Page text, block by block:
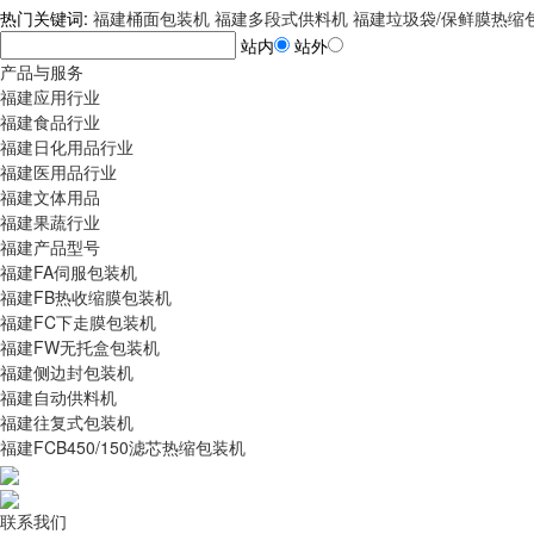
热门关键词: 福建桶面包装机 福建多段式供料机 福建垃圾袋/保鲜膜热缩
站内
站外
产品与服务
福建应用行业
福建食品行业
福建日化用品行业
福建医用品行业
福建文体用品
福建果蔬行业
福建产品型号
福建FA伺服包装机
福建FB热收缩膜包装机
福建FC下走膜包装机
福建FW无托盒包装机
福建侧边封包装机
福建自动供料机
福建往复式包装机
福建FCB450/150滤芯热缩包装机
联系我们